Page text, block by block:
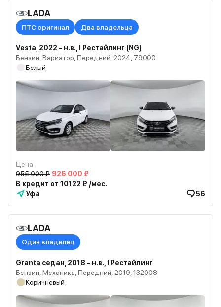
LADA
ПТС оригинал Два владельца
Vesta, 2022 – н.в., I Рестайлинг (NG)
Бензин, Вариатор, Передний, 2024, 79000
Белый
Цена
955 000 ₽ 926 000 ₽
В кредит от 10122 ₽ /мес.
Уфа
56
LADA
Один владелец
Granta седан, 2018 – н.в., I Рестайлинг
Бензин, Механика, Передний, 2019, 132008
Коричневый